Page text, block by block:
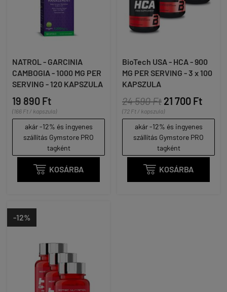
NATROL - GARCINIA
CAMBOGIA - 1000 MG PER
SERVING - 120 KAPSZULA
19 890 Ft
(166 Ft / kapszula)
akár -12% és ingyenes
szállítás Gymstore PRO
tagként
 KOSÁRBA
BioTech USA - HCA - 900
MG PER SERVING - 3 x 100
KAPSZULA
24 590 Ft 21 700 Ft
(72 Ft / kapszula)
akár -12% és ingyenes
szállítás Gymstore PRO
tagként
 KOSÁRBA
-12%